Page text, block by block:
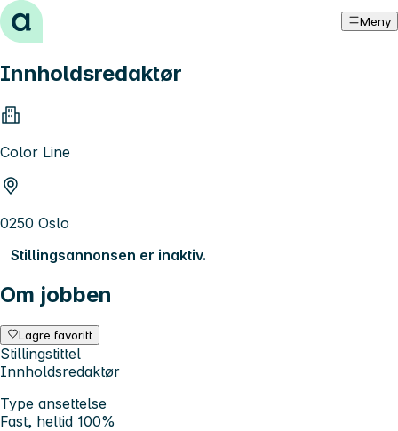
Hopp til innhold Meny
Innholdsredaktør
Color Line
0250 Oslo
Stillingsannonsen er inaktiv.
Om jobben
Lagre favoritt
Stillingstittel
Innholdsredaktør
Type ansettelse
Fast, heltid 100%